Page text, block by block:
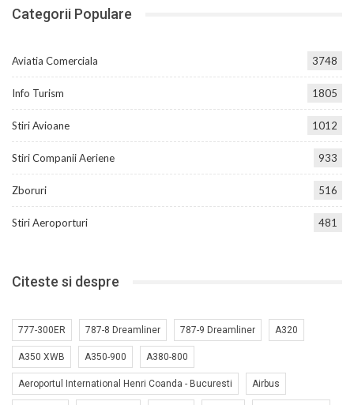
Categorii Populare
Aviatia Comerciala 3748
Info Turism 1805
Stiri Avioane 1012
Stiri Companii Aeriene 933
Zboruri 516
Stiri Aeroporturi 481
Citeste si despre
777-300ER 787-8 Dreamliner 787-9 Dreamliner A320
A350 XWB A350-900 A380-800
Aeroportul International Henri Coanda - Bucuresti Airbus